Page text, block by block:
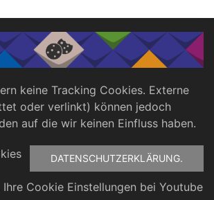
des KSL Arnsberg zum Urteil
zu
Impressum
keine Tracking Cookies. Externe
oder verlinkt) können jedoch
auf die wir keinen Einfluss haben.
DATENSCHUTZERKLÄRUNG.
Cookie Einstellungen bei Youtube